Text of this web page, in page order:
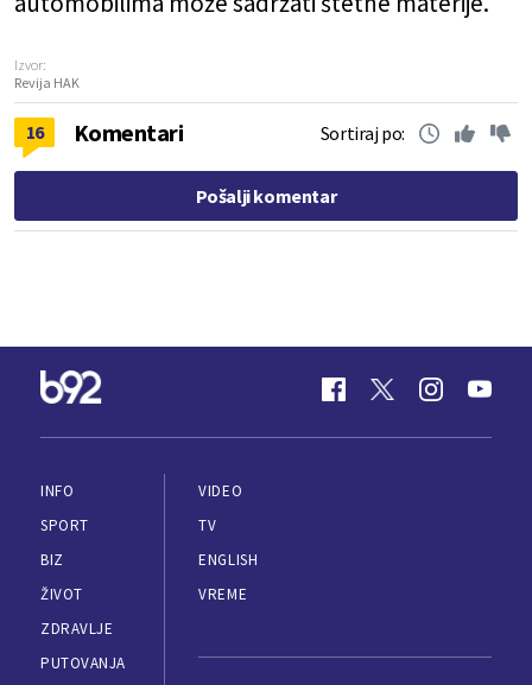
Izvor:
Revija HAK
16 Komentari Sortiraj po:
Pošalji komentar
INFO
SPORT
BIZ
ŽIVOT
ZDRAVLJE
PUTOVANJA
VIDEO
TV
ENGLISH
VREME